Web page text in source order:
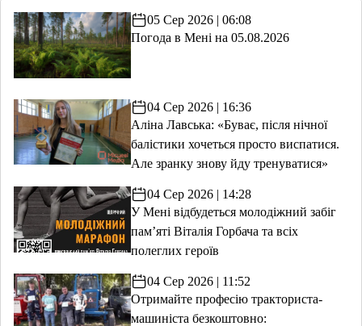
05 Сер 2026 | 06:08
Погода в Мені на 05.08.2026
04 Сер 2026 | 16:36
Аліна Лавська: «Буває, після нічної
балістики хочеться просто виспатися.
Але зранку знову йду тренуватися»
04 Сер 2026 | 14:28
У Мені відбудеться молодіжний забіг
пам’яті Віталія Горбача та всіх
полеглих героїв
04 Сер 2026 | 11:52
Отримайте професію тракториста-
машиніста безкоштовно: